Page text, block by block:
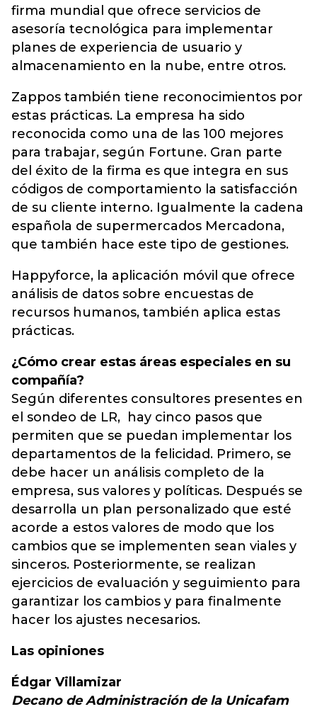
firma mundial que ofrece servicios de
asesoría tecnológica para implementar
planes de experiencia de usuario y
almacenamiento en la nube, entre otros.
Zappos también tiene reconocimientos por
estas prácticas. La empresa ha sido
reconocida como una de las 100 mejores
para trabajar, según Fortune. Gran parte
del éxito de la firma es que integra en sus
códigos de comportamiento la satisfacción
de su cliente interno. Igualmente la cadena
española de supermercados Mercadona,
que también hace este tipo de gestiones.
Happyforce, la aplicación móvil que ofrece
análisis de datos sobre encuestas de
recursos humanos, también aplica estas
prácticas.
¿Cómo crear estas áreas especiales en su
compañía?
Según diferentes consultores presentes en
el sondeo de LR, hay cinco pasos que
permiten que se puedan implementar los
departamentos de la felicidad. Primero, se
debe hacer un análisis completo de la
empresa, sus valores y políticas. Después se
desarrolla un plan personalizado que esté
acorde a estos valores de modo que los
cambios que se implementen sean viales y
sinceros. Posteriormente, se realizan
ejercicios de evaluación y seguimiento para
garantizar los cambios y para finalmente
hacer los ajustes necesarios.
Las opiniones
Édgar Villamizar
Decano de Administración de la Unicafam